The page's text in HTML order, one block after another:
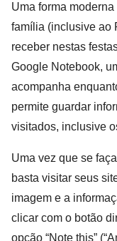
Uma forma
família (inclusive ao
receber nestas
Google Notebook,
acompanha
permite guardar
visitados, inclusive
Uma vez que se
basta visitar seus
imagem e a
clicar com o botão
opção “Note this”